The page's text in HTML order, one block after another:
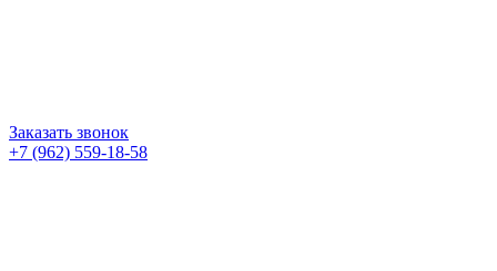
Заказать звонок
+7 (962) 559-18-58